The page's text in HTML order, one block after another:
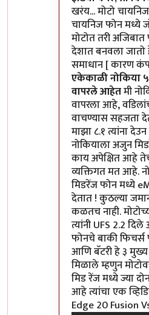
खरंय... मोटो
चायनिज फोन मध्ये
मोटोत तरी
देशात बनवला
समाधान [ कारण
एकेकाळी नोकिया
वापरले आहेतमी
वापरला आहे,
वाचण्यास सहजता
माझा ८.१ त्यांना
नोकियाला अजुन
काय अपेक्षित आहे
व्यक्तिगत मत आहे.
मिडरेंज फोन मध्ये
देतात ! कुठल्या
कळतच नाही.
त्यांनी UFS 2.2
फोनचे बाकी फिचर्स
आणि बॅटरी हे ३
मिळाले म्हणुन
मिड रेंज मध्ये ज्या
आहे त्यांचा एक
Edge 20 Fusion